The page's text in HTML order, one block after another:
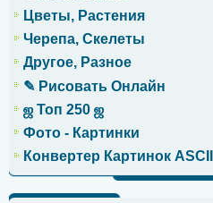
Цветы, Растения
Черепа, Скелеты
Другое, Разное
✎ Рисовать Онлайн
ஜ Топ 250 ஜ
Фото - Картинки
Конвертер Картинок ASCII